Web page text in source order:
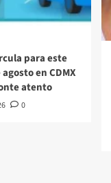
para este
en CDMX
atento
0